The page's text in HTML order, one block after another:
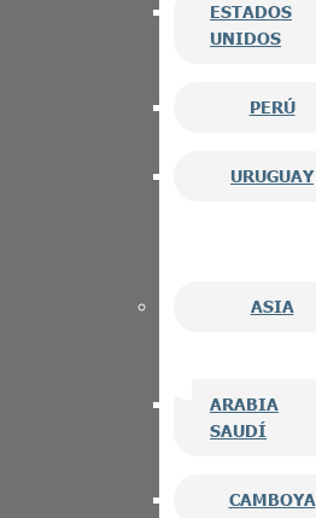
ESTADOS
UNIDOS
PERÚ
URUGUAY
ASIA
ARABIA
SAUDÍ
CAMBOYA